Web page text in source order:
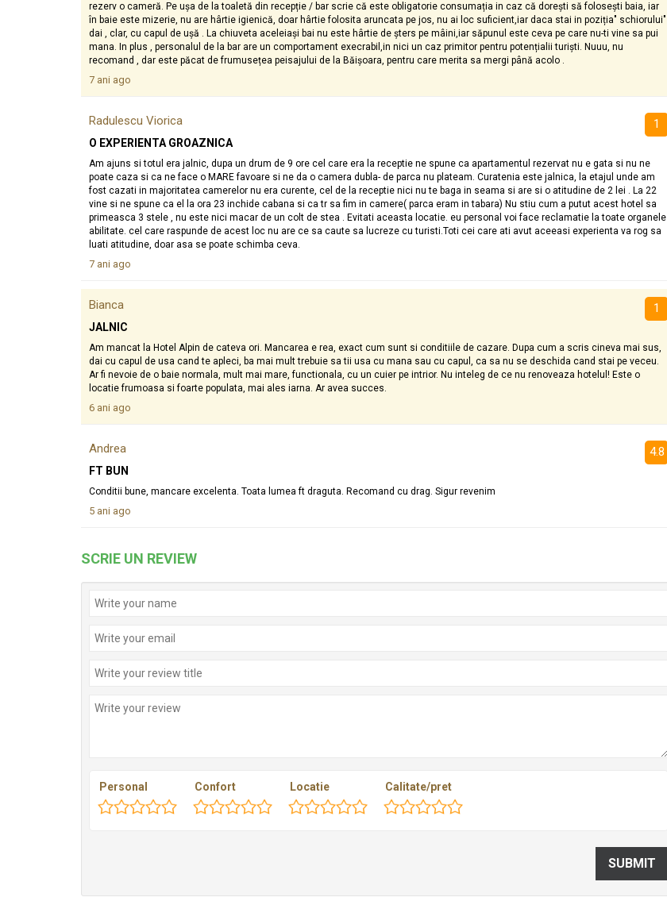
rezerv o cameră. Pe ușa de la toaletă din recepție / bar scrie că este obligatorie consumația in caz că dorești să folosești baia, iar
în baie este mizerie, nu are hârtie igienică, doar hârtie folosita aruncata pe jos, nu ai loc suficient,iar daca stai in poziția" schiorului"
dai , clar, cu capul de ușă . La chiuveta aceleiași bai nu este hârtie de șters pe mâini,iar săpunul este ceva pe care nu-ti vine sa pui
mana. In plus , personalul de la bar are un comportament execrabil,in nici un caz primitor pentru potențialii turiști. Nuuu, nu
recomand , dar este păcat de frumusețea peisajului de la Băișoara, pentru care merita sa mergi până acolo .
7 ani ago
1
Radulescu Viorica
O EXPERIENTA GROAZNICA
Am ajuns si totul era jalnic, dupa un drum de 9 ore cel care era la receptie ne spune ca apartamentul rezervat nu e gata si nu ne
poate caza si ca ne face o MARE favoare si ne da o camera dubla- de parca nu plateam. Curatenia este jalnica, la etajul unde am
fost cazati in majoritatea camerelor nu era curente, cel de la receptie nici nu te baga in seama si are si o atitudine de 2 lei . La 22
vine si ne spune ca el la ora 23 inchide cabana si ca tr sa fim in camere( parca eram in tabara) Nu stiu cum a putut acest hotel sa
primeasca 3 stele , nu este nici macar de un colt de stea . Evitati aceasta locatie. eu personal voi face reclamatie la toate organele
abilitate. cel care raspunde de acest loc nu are ce sa caute sa lucreze cu turisti.Toti cei care ati avut aceeasi experienta va rog sa
luati atitudine, doar asa se poate schimba ceva.
7 ani ago
1
Bianca
JALNIC
Am mancat la Hotel Alpin de cateva ori. Mancarea e rea, exact cum sunt si conditiile de cazare. Dupa cum a scris cineva mai sus,
dai cu capul de usa cand te apleci, ba mai mult trebuie sa tii usa cu mana sau cu capul, ca sa nu se deschida cand stai pe veceu.
Ar fi nevoie de o baie normala, mult mai mare, functionala, cu un cuier pe intrior. Nu inteleg de ce nu renoveaza hotelul! Este o
locatie frumoasa si foarte populata, mai ales iarna. Ar avea succes.
6 ani ago
4.8
Andrea
FT BUN
Conditii bune, mancare excelenta. Toata lumea ft draguta. Recomand cu drag. Sigur revenim
5 ani ago
SCRIE UN REVIEW
Personal Confort Locatie Calitate/pret